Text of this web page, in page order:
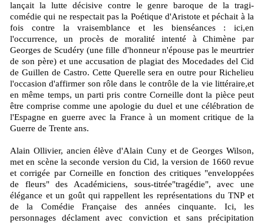
lançait la lutte décisive contre le genre baroque de la tragi-
comédie qui ne respectait pas la Poétique d'Aristote et péchait à la
fois contre la vraisemblance et les bienséances : ici,en
l'occurrence, un procès de moralité intenté à Chimène par
Georges de Scudéry (une fille d'honneur n'épouse pas le meurtrier
de son père) et une accusation de plagiat des Mocedades del Cid
de Guillen de Castro. Cette Querelle sera en outre pour Richelieu
l'occasion d'affirmer son rôle dans le contrôle de la vie littéraire,et
en même temps, un parti pris contre Corneille dont la pièce peut
être comprise comme une apologie du duel et une célébration de
l'Espagne en guerre avec la France à un moment critique de la
Guerre de Trente ans.
Alain Ollivier, ancien élève d'Alain Cuny et de Georges Wilson,
met en scène la seconde version du Cid, la version de 1660 revue
et corrigée par Corneille en fonction des critiques "enveloppées
de fleurs" des Académiciens, sous-titrée"tragédie", avec une
élégance et un goût qui rappellent les représentations du TNP et
de la Comédie Française des années cinquante. Ici, les
personnages déclament avec conviction et sans précipitation